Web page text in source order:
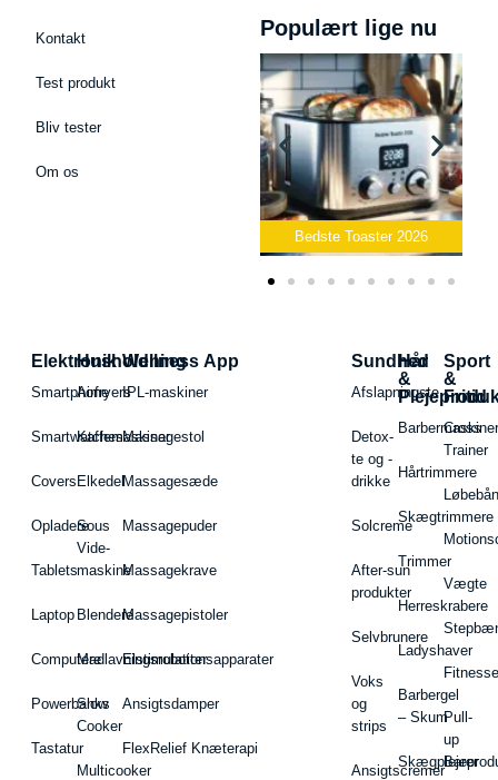
Kontakt
Test produkt
Bliv tester
Om os
Populært lige nu
Bedste Toaster 2026
Elektronik
Smartphone
Smartwatches
Covers
Opladere
Tablets
Laptop
Computere
Powerbanks
Tastatur
Husholdning
Airfryers
Kaffemaskiner
Elkedel
Sous
Vide-
maskine
Blendere
Madlavningsrobotter
Slow
Cooker
Multicooker
Wellness App
IPL-maskiner
Massagestol
Massagesæde
Massagepuder
Massagekrave
Massagepistoler
Elstimulationsapparater
Ansigtsdamper
FlexRelief Knæterapi
Sundhed
Afslapningste
Detox-
te og -
drikke
Solcreme
After-sun
produkter
Selvbrunere
Voks
og
strips
Ansigtscremer
Hår
&
Hårtrimmere
Skægtrimmere
Trimmer
Herreskrabere
Ladyshaver
Barbergel
– Skum
Sport
&
Fritid
Cross
Trainer
Vægte
Pull-
up
Barer